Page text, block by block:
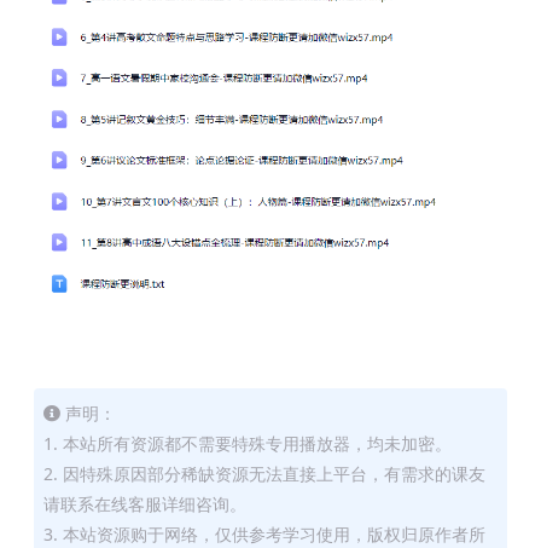
声明：
1. 本站所有资源都不需要特殊专用播放器，均未加密。
2. 因特殊原因部分稀缺资源无法直接上平台，有需求的课友
请联系在线客服详细咨询。
3. 本站资源购于网络，仅供参考学习使用，版权归原作者所